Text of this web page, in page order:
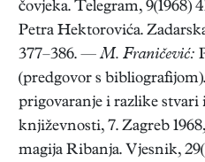
čovjeka. Telegram, 9(1968)
Petra Hektorovića.
377–386. —M. Franičević:
(predgovor s
prigovaranje i razlike stvari
književnosti, 7. Zagreb
magija Ribanja. Vjesnik,